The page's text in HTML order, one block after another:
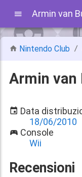
Nintendo Club
Armin van
Data
18/06/2010
Console
Wii
Recensioni